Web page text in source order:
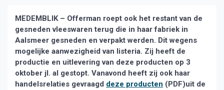
MEDEMBLIK – Offerman roept ook het restant van de
gesneden vleeswaren terug die in haar fabriek in
Aalsmeer gesneden en verpakt werden. Dit wegens
mogelijke aanwezigheid van listeria. Zij heeft de
productie en uitlevering van deze producten op 3
oktober jl. al gestopt. Vanavond heeft zij ook haar
handelsrelaties gevraagd deze producten (PDF)uit de